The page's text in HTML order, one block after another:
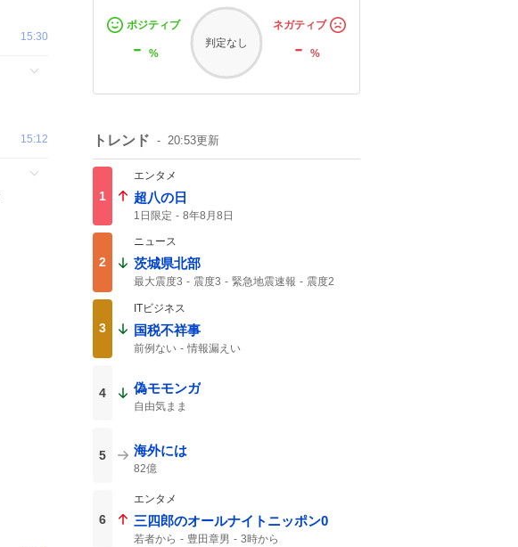
15:30
15:12
ポジティブ
- %
判定なし
ネガティブ
-%
トレンド 20:53更新
1
エンタメ
超八の日
1日限定 8年8月8日
2
ニュース
茨城県北部
最大震度3 震度3 緊急地震速報
震度2
3
ITビジネス
国税不祥事
前例ない 情報漏えい
4 偽モモンガ
自由気まま
5 海外には
82億
6
エンタメ
三四郎のオールナイトニッポン0
若者から 豊田章男 3時から